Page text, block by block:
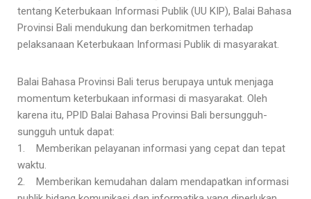
tentang Keterbukaan Informasi Publik (UU KIP), Balai Bahasa
Provinsi Bali mendukung dan berkomitmen terhadap
pelaksanaan Keterbukaan Informasi Publik di masyarakat.
Balai Bahasa Provinsi Bali terus berupaya untuk menjaga
momentum keterbukaan informasi di masyarakat. Oleh
karena itu, PPID Balai Bahasa Provinsi Bali bersungguh-
sungguh untuk dapat:
1. Memberikan pelayanan informasi yang cepat dan tepat
waktu.
2. Memberikan kemudahan dalam mendapatkan informasi